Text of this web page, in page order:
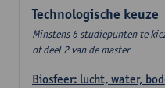
Technologische keuze
Minstens 6 studiepunten te
of deel 2 van de master
Biosfeer: lucht, water,